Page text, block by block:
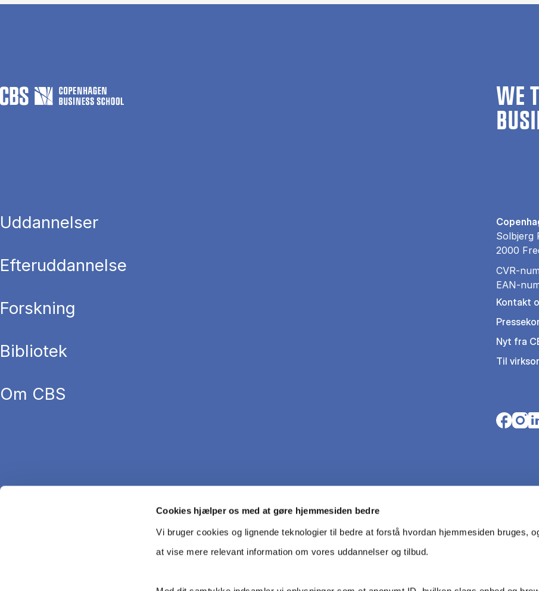
Cookies hjælper os med at gøre hjemmesiden bedre
Vi bruger cookies og lignende teknologier til bedre at forstå hvordan hjemmesiden bruges,
at vise mere relevant information om vores uddannelser og tilbud.
WE
Uddannelser
Efteruddannelse
Forskning
Bibliotek
Om CBS
Solbjerg
2000
CVR-
EAN-
Kontakt
Nyt fra
Til
Opens in